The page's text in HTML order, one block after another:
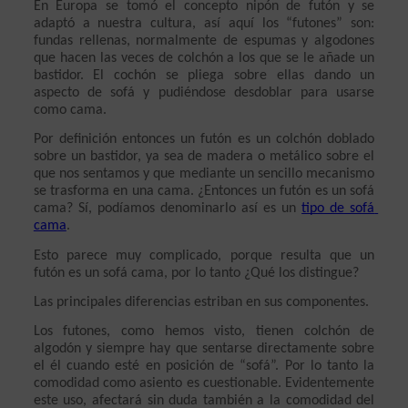
En Europa se tomó el concepto nipón de futón y se
adaptó a nuestra cultura, así aquí los “futones” son:
fundas rellenas, normalmente de espumas y algodones
que hacen las veces de colchón a los que se le añade un
bastidor. El cochón se pliega sobre ellas dando un
aspecto de sofá y pudiéndose desdoblar para usarse
como cama.
Por definición entonces un futón es un colchón doblado
sobre un bastidor, ya sea de madera o metálico sobre el
que nos sentamos y que mediante un sencillo mecanismo
se trasforma en una cama. ¿Entonces un futón es un sofá
cama? Sí, podíamos denominarlo así es un tipo de sofá
cama.
Esto parece muy complicado, porque resulta que un
futón es un sofá cama, por lo tanto ¿Qué los distingue?
Las principales diferencias estriban en sus componentes.
Los futones, como hemos visto, tienen colchón de
algodón y siempre hay que sentarse directamente sobre
el él cuando esté en posición de “sofá”. Por lo tanto la
comodidad como asiento es cuestionable. Evidentemente
este uso, afectará sin duda también a la comodidad del